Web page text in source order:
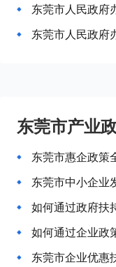
东莞市人民政府
东莞市人民政府
东莞市产业
东莞市惠企政策
东莞市中小企业
如何通过政府扶
如何通过企业政
东莞市企业优惠